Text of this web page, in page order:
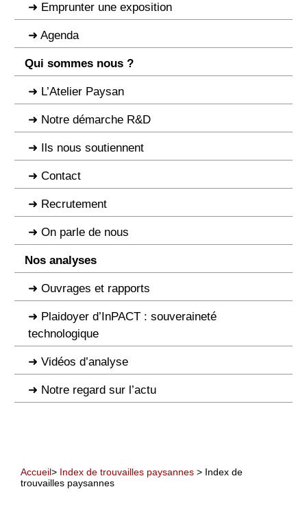
Emprunter une exposition
Agenda
Qui sommes nous ?
L’Atelier Paysan
Notre démarche R&D
Ils nous soutiennent
Contact
Recrutement
On parle de nous
Nos analyses
Ouvrages et rapports
Plaidoyer d’InPACT : souveraineté
technologique
Vidéos d’analyse
Notre regard sur l’actu
Accueil> Index de trouvailles paysannes > Index de
trouvailles paysannes